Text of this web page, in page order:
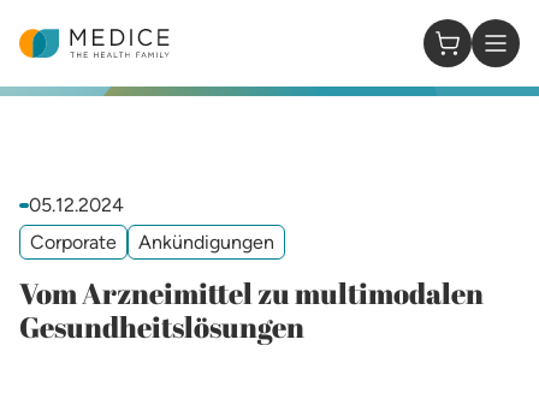
Homepage
0 Items in
Vom Arzneimittel zu multimodalen
Gesundheitslösungen
05.12.2024
Corporate
Ankündigungen